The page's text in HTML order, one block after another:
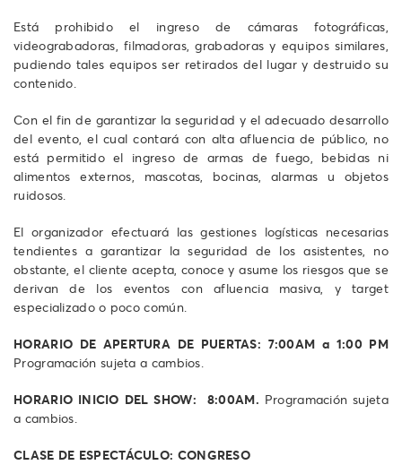
Está prohibido el ingreso de cámaras fotográficas,
videograbadoras, filmadoras, grabadoras y equipos similares,
pudiendo tales equipos ser retirados del lugar y destruido su
contenido.
Con el fin de garantizar la seguridad y el adecuado desarrollo
del evento, el cual contará con alta afluencia de público, no
está permitido el ingreso de armas de fuego, bebidas ni
alimentos externos, mascotas, bocinas, alarmas u objetos
ruidosos.
El organizador efectuará las gestiones logísticas necesarias
tendientes a garantizar la seguridad de los asistentes, no
obstante, el cliente acepta, conoce y asume los riesgos que se
derivan de los eventos con afluencia masiva, y target
especializado o poco común.
HORARIO DE APERTURA DE PUERTAS: 7:00AM a 1:00 PM
Programación sujeta a cambios.
HORARIO INICIO DEL SHOW: 8:00AM. Programación sujeta
a cambios.
CLASE DE ESPECTÁCULO: CONGRESO